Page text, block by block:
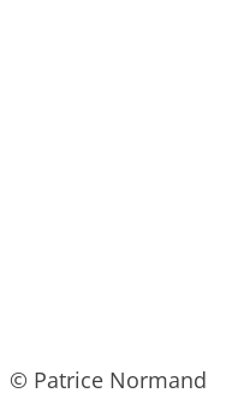
© Patrice Normand